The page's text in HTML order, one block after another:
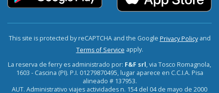
This site is protected by reCAPTCHA and the Google Privacy Policyand
Terms of Service apply.
La reserva de ferry es administrado por: F&F srl, via Tosco Romagnola,
1603 - Cascina (PI). P.I. 01279870495, lugar aparece en C.C.I.A. Pisa
alineado # 137953.
AUT. Administrativo viajes actividades n. 154 del 04 de mayo de 2000